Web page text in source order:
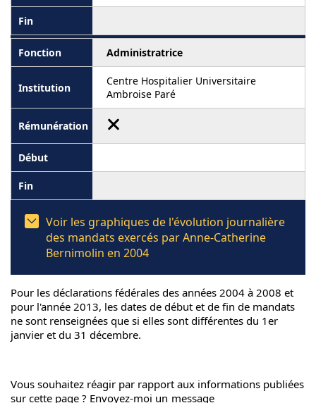
Administratrice
Centre Hospitalier Universitaire
Ambroise Paré
Voir les graphiques de l'évolution journalière
des mandats exercés par Anne-Catherine
Bernimolin en 2004
Pour les déclarations fédérales des années 2004 à 2008 et
pour l'année 2013, les dates de début et de fin de mandats
ne sont renseignées que si elles sont différentes du 1er
janvier et du 31 décembre.
Vous souhaitez réagir par rapport aux informations publiées
sur cette page ? Envoyez-moi un message